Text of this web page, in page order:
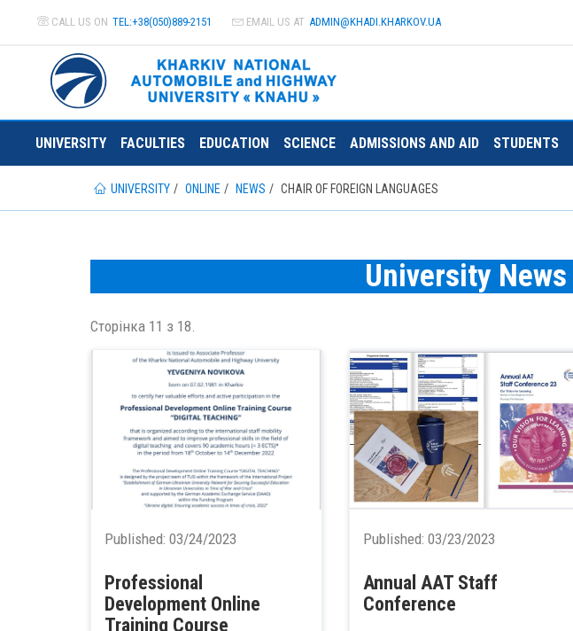
CALL US ON TEL:+38(050)889-2151 EMAIL US AT ADMIN@KHADI.KHARKOV.UA
UNIVERSITY FACULTIES EDUCATION SCIENCE ADMISSIONS AND AID STUDENTS
UNIVERSITY ONLINE NEWS CHAIR OF FOREIGN LANGUAGES
University News
Сторінка 11 з 18.
Published: 03/24/2023
Professional
Development Online
Training Course
Published:03/23/2023
Annual AAT Staff
Conference